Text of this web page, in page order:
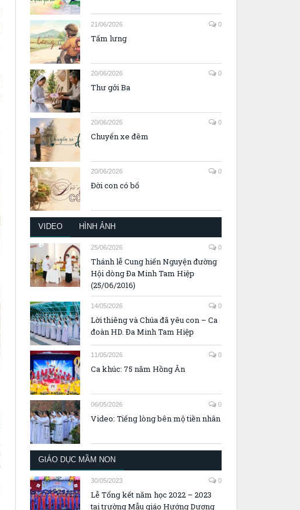
21/06/2026 0
Tấm lưng
20/06/2026 0
Thư gởi Ba
20/06/2026 0
Chuyến xe đêm
20/06/2026 0
Đời con có bố
VIDEO HÌNH ẢNH
25/06/2026 0
Thánh lễ Cung hiến Nguyện đường
Hội dòng Đa Minh Tam Hiệp
(25/06/2016)
14/05/2026 0
Lời thiêng và Chúa đã yêu con – Ca
đoàn HD. Đa Minh Tam Hiệp
11/05/2026 0
Ca khúc: 75 năm Hồng Ân
06/05/2026 0
Video: Tiếng lòng bên mộ tiền nhân
GIÁO DỤC MẦM NON
30/05/2023 0
Lễ Tổng kết năm học 2022 – 2023
tại trường Mẫu giáo Hướng Dương